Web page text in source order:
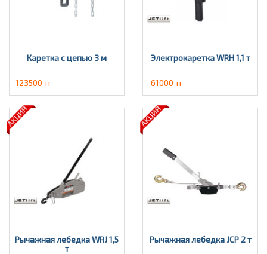
Каретка с цепью 3 м
123500 тг
Электрокаретка WRH 1,1 т
61000 тг
Рычажная лебедка WRJ 1,5
т
Рычажная лебедка JCP 2 т